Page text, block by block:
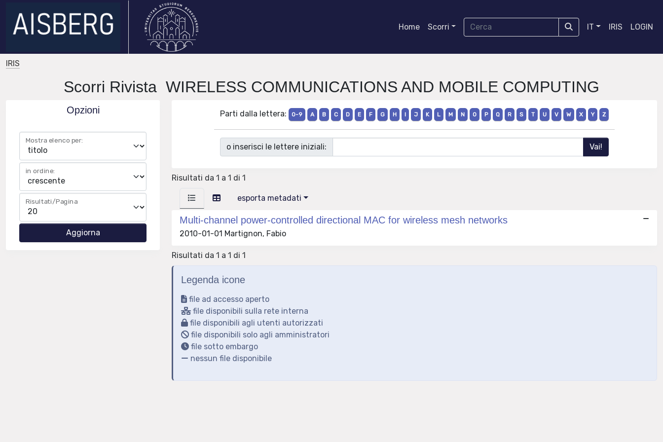
Home Scorri IT IRIS LOGIN
IRIS
Scorri Rivista WIRELESS COMMUNICATIONS AND MOBILE COMPUTING
Opzioni
Mostra elenco per:
in ordine:
Risultati/Pagina
Parti dalla lettera: 0-9 A B C D E F G H I J K L M N O P Q R S T U V W X Y Z
o inserisci le lettere iniziali:
Risultati da 1 a 1 di 1
esporta metadati
Multi-channel power-controlled directional MAC for wireless mesh networks
2010-01-01 Martignon, Fabio
Risultati da 1 a 1 di 1
Legenda icone
file ad accesso aperto
file disponibili sulla rete interna
file disponibili agli utenti autorizzati
file disponibili solo agli amministratori
file sotto embargo
nessun file disponibile